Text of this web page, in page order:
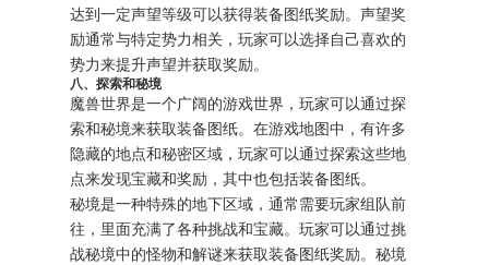
达到一定声望等级可以获得装备图纸奖励。声望奖
励通常与特定势力相关，玩家可以选择自己喜欢的
势力来提升声望并获取奖励。
八、探索和秘境
魔兽世界是一个广阔的游戏世界，玩家可以通过探
索和秘境来获取装备图纸。在游戏地图中，有许多
隐藏的地点和秘密区域，玩家可以通过探索这些地
点来发现宝藏和奖励，其中也包括装备图纸。
秘境是一种特殊的地下区域，通常需要玩家组队前
往，里面充满了各种挑战和宝藏。玩家可以通过挑
战秘境中的怪物和解谜来获取装备图纸奖励。秘境